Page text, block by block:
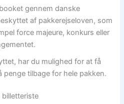
gennem danske
af pakkerejseloven, som
force majeure, konkurs eller
har du mulighed for at få
penge tilbage for hele pakken.